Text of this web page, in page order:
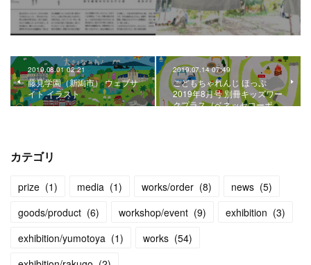
2019.08.01 02:21
藤見学園（新潟市） ウェブサ
イト イラスト
2019.07.14 07:49
こどもちゃれんじ ほっぷ
2019年8月号 別冊キッズワー
クプラス（ベネッセコーポ…
カテゴリ
prize (1) media (1) works/order (8) news (5)
goods/product (6) workshop/event (9) exhibition (3)
exhibition/yumotoya (1) works (54)